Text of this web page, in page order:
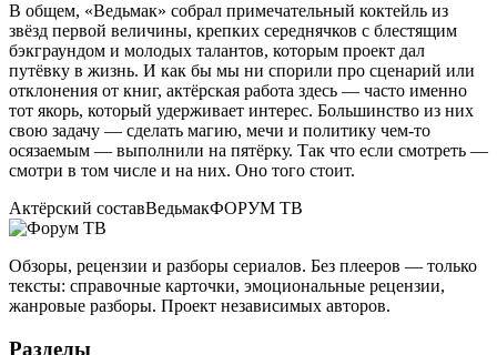
В общем, «Ведьмак» собрал примечательный коктейль из
звёзд первой величины, крепких середнячков с блестящим
бэкграундом и молодых талантов, которым проект дал
путёвку в жизнь. И как бы мы ни спорили про сценарий или
отклонения от книг, актёрская работа здесь — часто именно
тот якорь, который удерживает интерес. Большинство из них
свою задачу — сделать магию, мечи и политику чем-то
осязаемым — выполнили на пятёрку. Так что если смотреть —
смотри в том числе и на них. Оно того стоит.
Актёрский составВедьмакФОРУМ ТВ
Обзоры, рецензии и разборы сериалов. Без плееров — только
тексты: справочные карточки, эмоциональные рецензии,
жанровые разборы. Проект независимых авторов.
Разделы